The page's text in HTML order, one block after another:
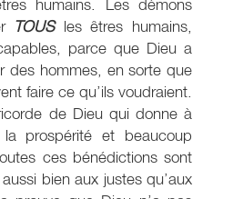
humains. Les démons
TOUSles êtres humains,
parce que Dieu a
des hommes, en sorte que
faire ce qu’ils voudraient.
de Dieu qui donne à
prospérité et beaucoup
ces bénédictions sont
bien aux justes qu’aux